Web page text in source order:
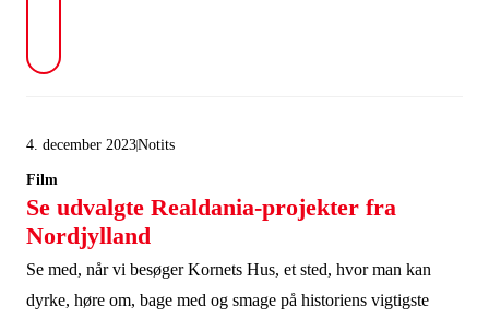
4. december 2023Notits
Film
Se udvalgte Realdania-projekter fra
Nordjylland
Se med, når vi besøger Kornets Hus, et sted, hvor man kan
dyrke, høre om, bage med og smage på historiens vigtigste